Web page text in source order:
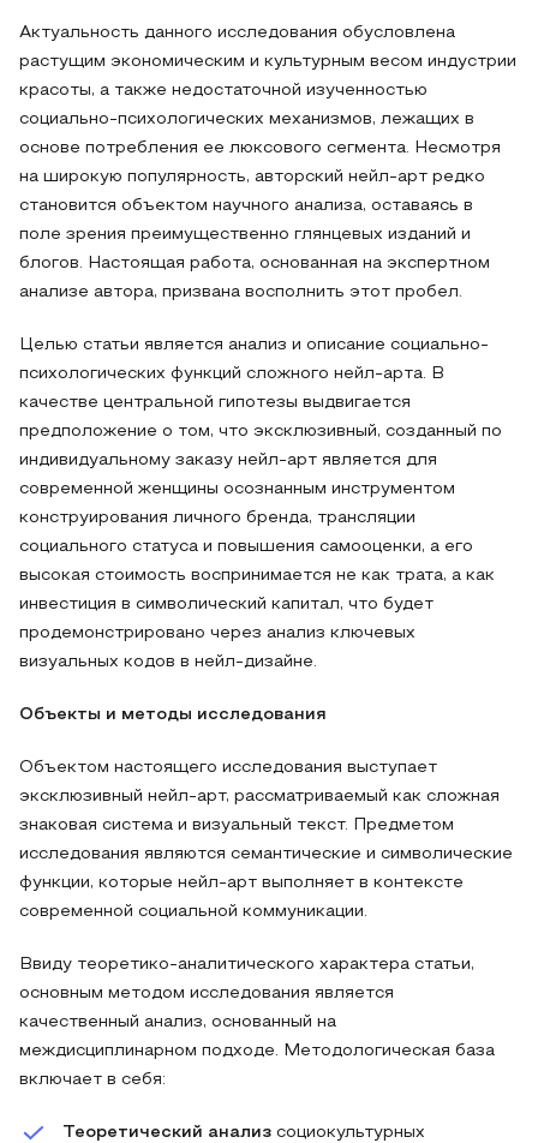
Актуальность данного исследования обусловлена
растущим экономическим и культурным весом индустрии
красоты, а также недостаточной изученностью
социально-психологических механизмов, лежащих в
основе потребления ее люксового сегмента. Несмотря
на широкую популярность, авторский нейл-арт редко
становится объектом научного анализа, оставаясь в
поле зрения преимущественно глянцевых изданий и
блогов. Настоящая работа, основанная на экспертном
анализе автора, призвана восполнить этот пробел.
Целью статьи является анализ и описание социально-
психологических функций сложного нейл-арта. В
качестве центральной гипотезы выдвигается
предположение о том, что эксклюзивный, созданный по
индивидуальному заказу нейл-арт является для
современной женщины осознанным инструментом
конструирования личного бренда, трансляции
социального статуса и повышения самооценки, а его
высокая стоимость воспринимается не как трата, а как
инвестиция в символический капитал, что будет
продемонстрировано через анализ ключевых
визуальных кодов в нейл-дизайне.
Объекты и методы исследования
Объектом настоящего исследования выступает
эксклюзивный нейл-арт, рассматриваемый как сложная
знаковая система и визуальный текст. Предметом
исследования являются семантические и символические
функции, которые нейл-арт выполняет в контексте
современной социальной коммуникации.
Ввиду теоретико-аналитического характера статьи,
основным методом исследования является
качественный анализ, основанный на
междисциплинарном подходе. Методологическая база
включает в себя:
Теоретический анализ социокультурных